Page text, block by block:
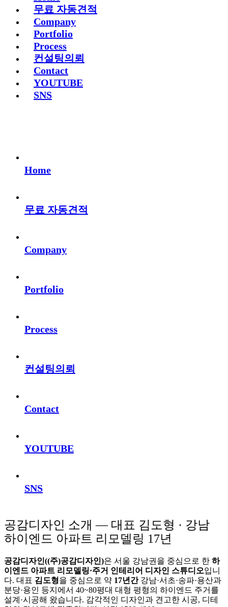
무료 자동견적
Company
Portfolio
Process
컨설팅의뢰
Contact
YOUTUBE
SNS
Home
무료 자동견적
Company
Portfolio
Process
컨설팅의뢰
Contact
YOUTUBE
SNS
공감디자인 소개 — 대표 김도형 · 강남
하이엔드 아파트 리모델링 17년
공감디자인((주)공감디자인)은 서울 강남권을 중심으로 한 하
이엔드 아파트 리모델링·주거 인테리어 디자인 스튜디오입니
다. 대표 김도형을 중심으로 약 17년간강남·서초·송파·용산과
분당·용인 등지에서 40~80평대 대형 평형의 하이엔드 주거를
설계·시공해 왔습니다. 감각적인 디자인과 견고한 시공, 디테